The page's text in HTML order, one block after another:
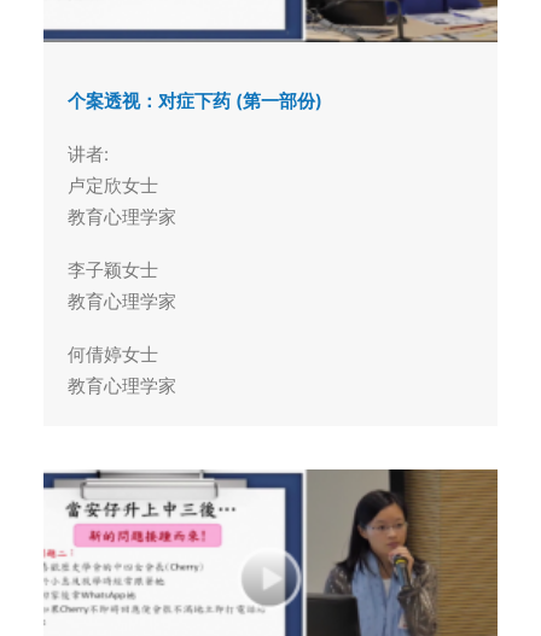
个案透视：对症下药 (第一部份)
讲者:
卢定欣女士
教育心理学家
李子颖女士
教育心理学家
何倩婷女士
教育心理学家